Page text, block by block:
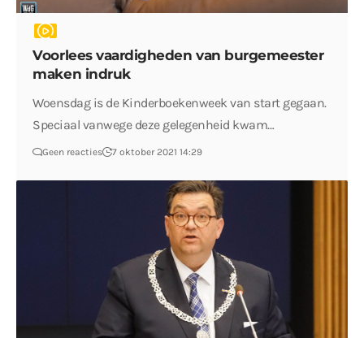
Voorlees vaardigheden van burgemeester
maken indruk
Woensdag is de Kinderboekenweek van start gegaan.
Speciaal vanwege deze gelegenheid kwam…
Geen reacties 7 oktober 2021 14:29